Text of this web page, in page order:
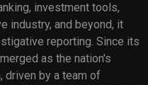
investment tools,
industry, and beyond, it
reporting. Since its
as the nation's
driven by a team of